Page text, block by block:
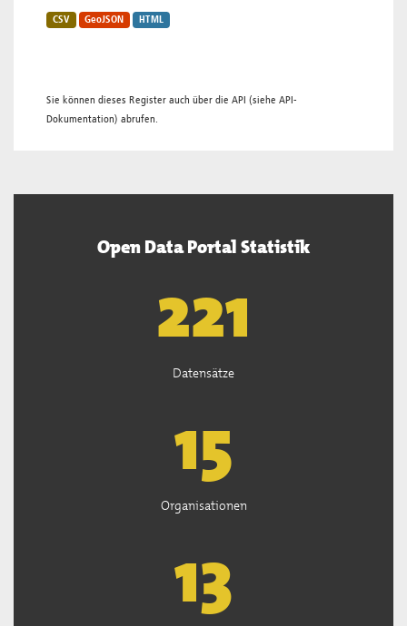
CSV GeoJSON HTML
Sie können dieses Register auch über die API (siehe API-
Dokumentation) abrufen.
Open Data Portal Statistik
222
Datensätze
15
Organisationen
13